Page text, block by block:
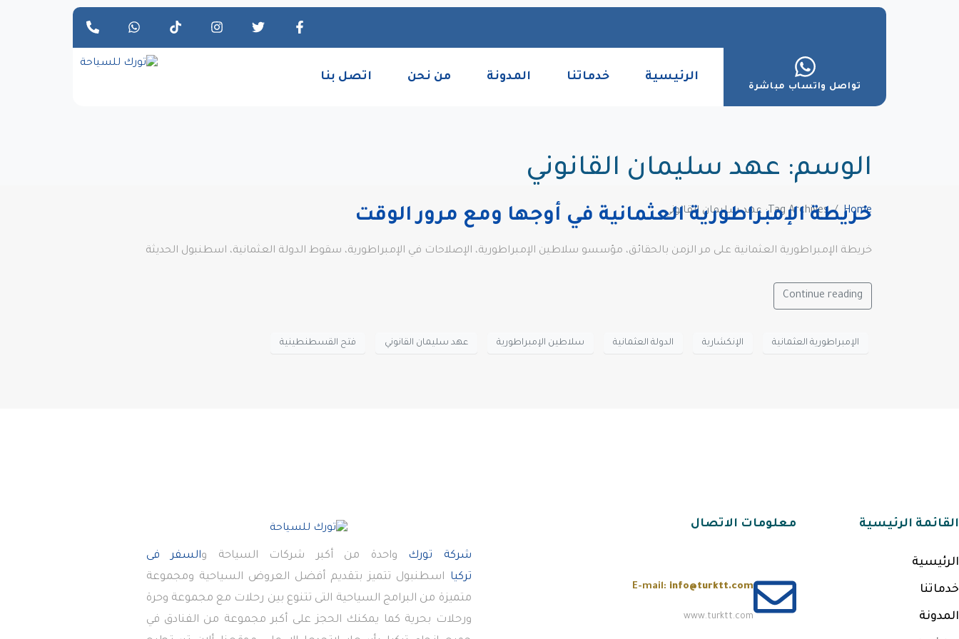
تواصل واتساب مباشرة
الرئيسية خدماتنا المدونة من نحن اتصل بنا
الوسم: عهد سليمان القانوني
Home Tag Archives: عهد سليمان القانوني
خريطة الإمبراطورية العثمانية في أوجها ومع مرور الوقت
خريطة الإمبراطورية العثمانية على مر الزمن بالحقائق، مؤسسو سلاطين الإمبراطورية، الإصلاحات في الإمبراطورية، سقوط الدولة العثمانية، اسطنبول الحديثة
Continue reading
الإمبراطورية العثمانية الإنكشارية الدولة العثمانية سلاطين الإمبراطورية عهد سليمان القانوني فتح القسطنطينية
القائمة الرئيسية
الرئيسية
خدماتنا
المدونة
معلومات الاتصال
E-mail: info@turktt.com
www.turktt.com
شركة تورك واحدة من أكبر شركات السياحة والسفر فى
تركيا اسطنبول تتميز بتقديم أفضل العروض السياحية ومجموعة
متميزة من البرامج السياحية التى تتنوع بين رحلات مع مجموعة وحرة
ورحلات بحرية كما يمكنك الحجز على أكبر مجموعة من الفنادق في